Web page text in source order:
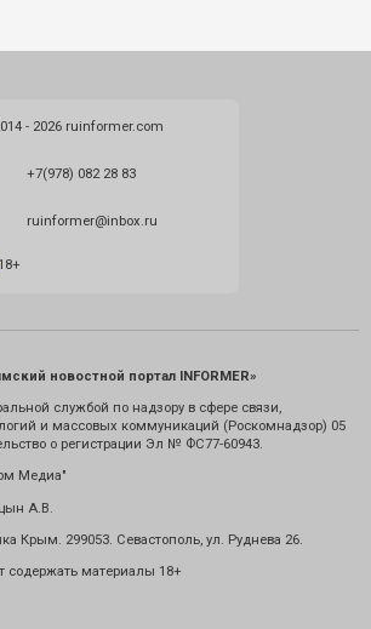
- 2026 ruinformer.com
+7(978) 082 28 83
ruinformer@inbox.ru
новостной портал INFORMER»
службой по надзору в сфере связи,
и массовых коммуникаций (Роскомнадзор) 05
о регистрации Эл № ФС77-60943.
Медиа"
А.В.
Крым. 299053. Севастополь, ул. Руднева 26.
содержать материалы 18+